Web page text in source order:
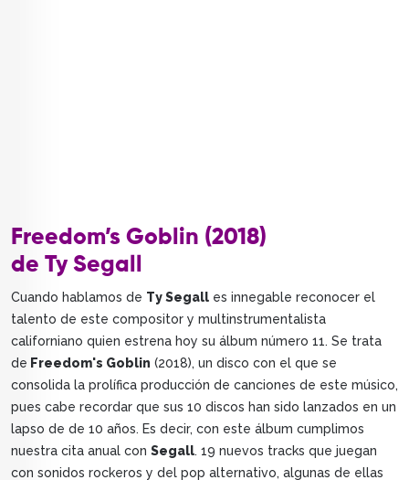
Freedom’s Goblin (2018)
de Ty Segall
Cuando hablamos de Ty Segall es innegable reconocer el
talento de este compositor y multinstrumentalista
californiano quien estrena hoy su álbum número 11. Se trata
de Freedom's Goblin (2018), un disco con el que se
consolida la prolífica producción de canciones de este músico,
pues cabe recordar que sus 10 discos han sido lanzados en un
lapso de de 10 años. Es decir, con este álbum cumplimos
nuestra cita anual con Segall. 19 nuevos tracks que juegan
con sonidos rockeros y del pop alternativo, algunas de ellas